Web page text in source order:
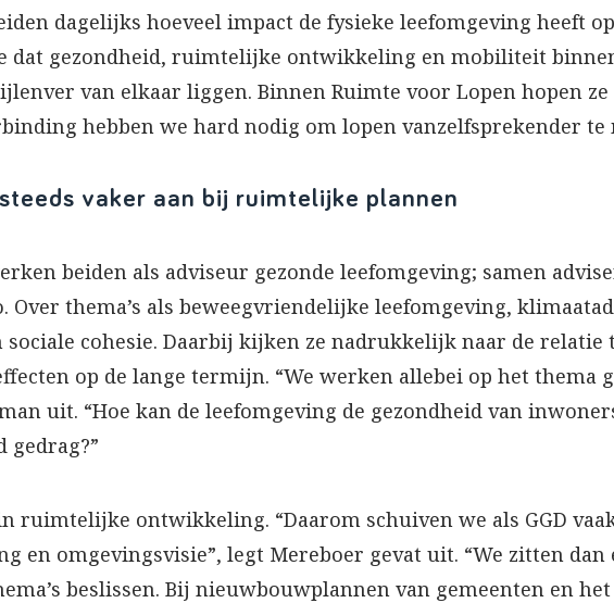
dagelijks hoeveel impact de fysieke leefomgeving heeft
dat gezondheid, ruimtelijke ontwikkeling en mobiliteit
van elkaar liggen. Binnen Ruimte voor Lopen hopen
hebben we hard nodig om lopen vanzelfsprekender te
vaker aan bij ruimtelijke plannen
beiden als adviseur gezonde leefomgeving; samen
Over thema’s als beweegvriendelijke leefomgeving,
cohesie. Daarbij kijken ze nadrukkelijk naar de
op de lange termijn. “We werken allebei op het thema
uit. “Hoe kan de leefomgeving de gezondheid van
gedrag?”
ruimtelijke ontwikkeling. “Daarom schuiven we als GGD
en omgevingsvisie”, legt Mereboer gevat uit. “We zitten dan
beslissen. Bij nieuwbouwplannen van gemeenten en